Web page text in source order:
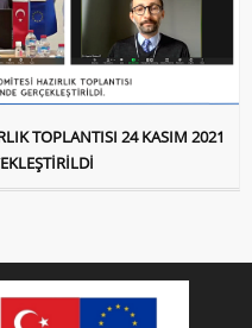
TOPLANTISI 24 KASIM 2021